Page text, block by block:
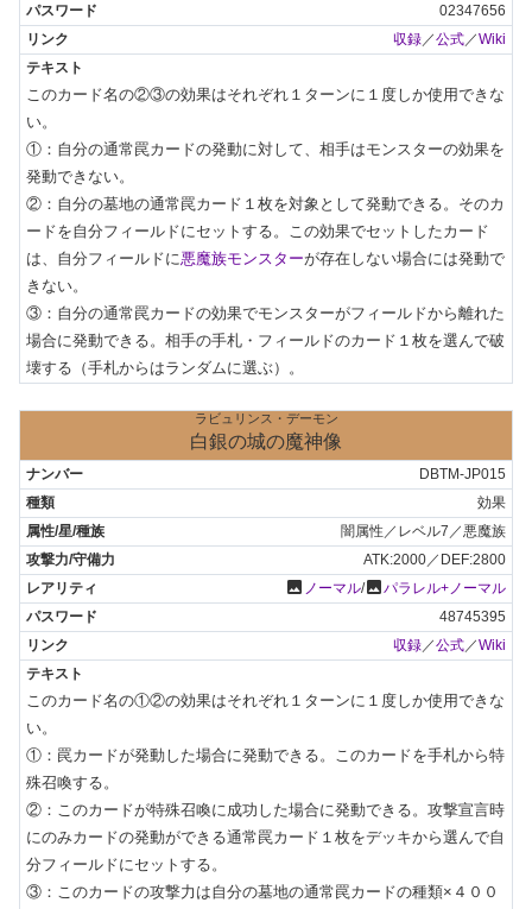
02347656
収録／公式／Wiki
このカード名の②③の効果はそれぞれ１ターンに１度しか使用できな
い。
①：自分の通常罠カードの発動に対して、相手はモンスターの効果を
発動できない。
②：自分の墓地の通常罠カード１枚を対象として発動できる。そのカ
ードを自分フィールドにセットする。この効果でセットしたカード
は、自分フィールドに 悪魔族モンスターが存在しない場合には発動で
きない。
③：自分の通常罠カードの効果でモンスターがフィールドから離れた
場合に発動できる。相手の手札・フィールドのカード１枚を選んで破
壊する（手札からはランダムに選ぶ）。
ラビュリンス・デーモン
白銀の城の魔神像
DBTM-JP015
効果
闇属性／レベル7／悪魔族
ATK:2000／DEF:2800
photo ノーマル/photoパラレル+ノーマル
48745395
収録／公式／Wiki
このカード名の①②の効果はそれぞれ１ターンに１度しか使用できな
い。
①：罠カードが発動した場合に発動できる。このカードを手札から特
殊召喚する。
②：このカードが特殊召喚に成功した場合に発動できる。攻撃宣言時
にのみカードの発動ができる通常罠カード１枚をデッキから選んで自
分フィールドにセットする。
③：このカードの攻撃力は自分の墓地の通常罠カードの種類×４００